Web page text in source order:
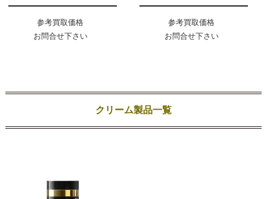
参考買取価格
お問合せ下さい
参考買取価格
お問合せ下さい
クリーム製品一覧